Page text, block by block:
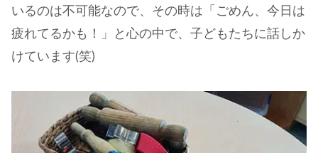
いるのは不可能なので、その時は「ごめん、今日は
疲れてるかも！」と心の中で、子どもたちに話しか
けています(笑)